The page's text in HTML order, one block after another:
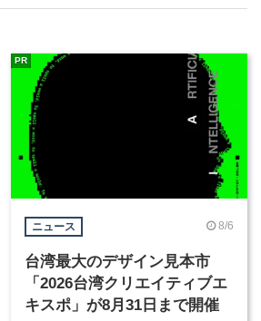
ニュース 8/6
台湾最大のデザイン見本市
「2026台湾クリエイティブエ
キスポ」が8月31日まで開催
PR